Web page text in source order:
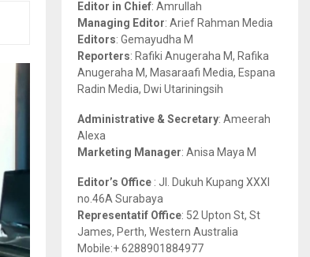
r
:
R
H
Editor in Chief: Amrullah
Managing Editor: Arief Rahman Media
Editors: Gemayudha M
Reporters: Rafiki Anugeraha M, Rafika
Anugeraha M, Masaraafi Media, Espana
Radin Media, Dwi Utariningsih
Administrative & Secretary: Ameerah
Alexa
Marketing Manager: Anisa Maya M
Editor’s Office : Jl. Dukuh Kupang XXXI
no.46A Surabaya
Representatif Office: 52 Upton St, St
James, Perth, Western Australia
Mobile:+ 6288901884977